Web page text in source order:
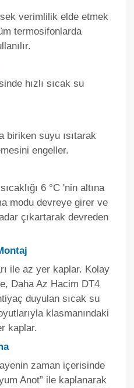
verimlilik elde etmek
termosifonlarda
hızlı sıcak su
biriken suyu ısıtarak
engeller.
6 °C 'nin altına
modu devreye girer ve
çıkartarak devreden
ile az yer kaplar. Kolay
Daha Az Hacim DT4
duyulan sıcak su
klasmanındaki
kaplar.
zaman içerisinde
Anot” ile kaplanarak